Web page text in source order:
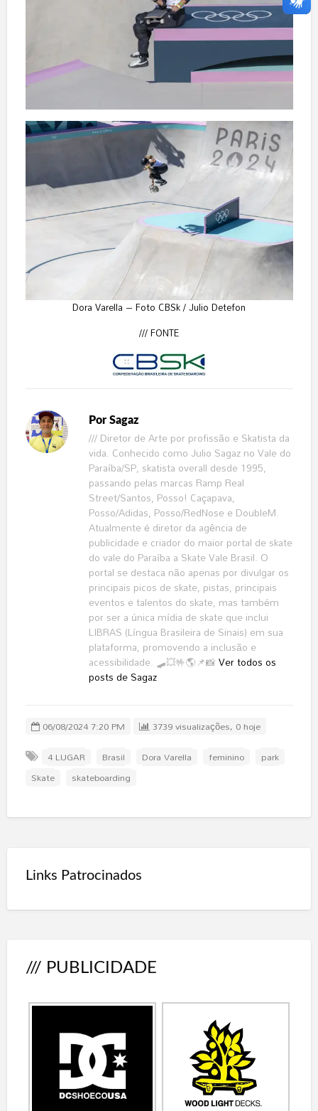
Dora Varella – Foto CBSk / Julio Detefon
/// FONTE
Por Sagaz
/// Diretor de Arte por profissão e Skatista da
vida. Conhecido como Julio Sagaz no Vale do
Paraíba/SP, skatista overall desde 1995,
passando pelas marcas Ramp Real
Street/Santos, Posso! Caçapava,
Posso/Adidas, Posso/RedNose e DoubleM.
Atualmente é diretor da agência de
publicidade e criador do maior portal de skate
do vale do Paraíba a Skate Vale Brasil. O
portal se destaca não apenas por divulgar os
principais picos de skate, pistas, principais
eventos e talentos do skate, mas também
por ser a única mídia de skate que inclui
LIBRAS (Língua Brasileira de Sinais) em sua
plataforma, promovendo a inclusão e
acessibilidade. 🛹💥🤟🌎📌📸Ver todos os
posts de Sagaz
06/08/2024 7:20 PM
3739 visualizações, 0 hoje
4 LUGAR
Brasil Dora Varella feminino
park
Skate
skateboarding
Links Patrocinados
/// PUBLICIDADE